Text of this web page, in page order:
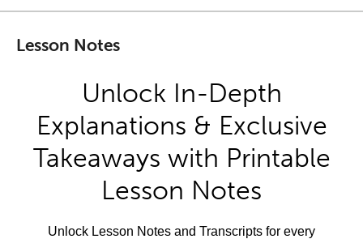
Lesson Notes
Unlock In-Depth
Explanations & Exclusive
Takeaways with Printable
Lesson Notes
Unlock Lesson Notes and Transcripts for every